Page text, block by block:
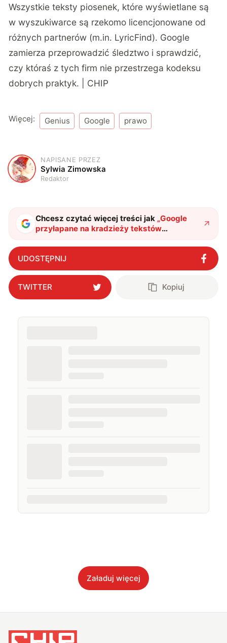
Wszystkie teksty piosenek, które wyświetlane są
w wyszukiwarce są rzekomo licencjonowane od
różnych partnerów (m.in. LyricFind). Google
zamierza przeprowadzić śledztwo i sprawdzić,
czy któraś z tych firm nie przestrzega kodeksu
dobrych praktyk. | CHIP
Więcej: Genius Google prawo
S
NAPISANE PRZEZ
Sylwia Zimowska
Redaktor
Chcesz czytać więcej treści jak „Google
przyłapane na kradzieży tekstów
piosenek"?
UDOSTĘPNIJ
TWITTER Kopiuj
Załaduj więcej